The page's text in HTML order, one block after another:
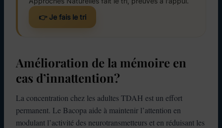
👉 Je fais le tri
Amélioration de la mémoire en
cas d’innattention?
La concentration chez les adultes TDAH est un effort
permanent. Le Bacopa aide à maintenir l’attention en
modulant l’activité des neurotransmetteurs et en réduisant les